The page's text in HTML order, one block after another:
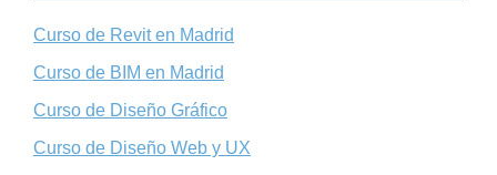
Curso de Revit en Madrid
Curso de BIM en Madrid
Curso de Diseño Gráfico
Curso de Diseño Web y UX